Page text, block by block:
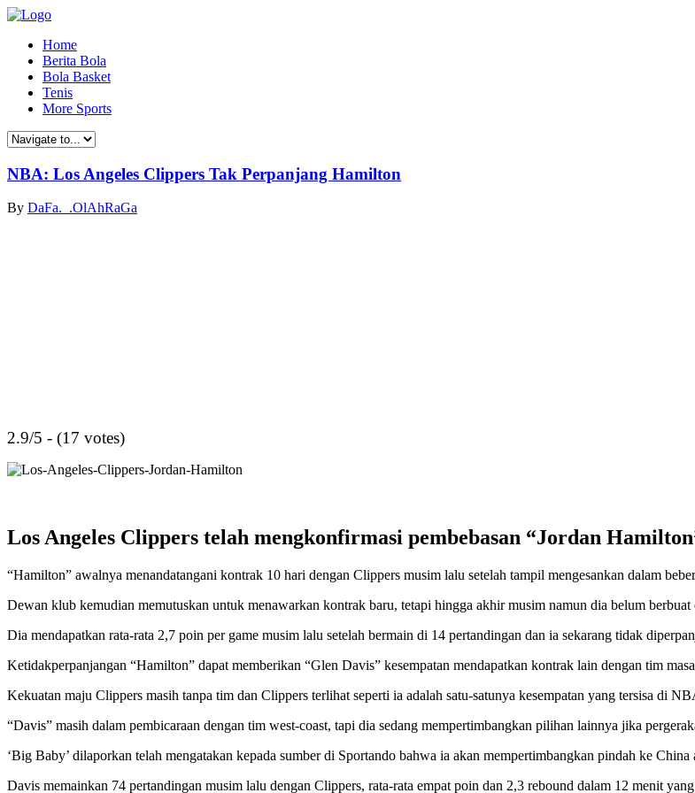
Home
Berita Bola
Bola Basket
Tenis
More Sports
NBA: Los Angeles Clippers Tak Perpanjang Hamilton
By DaFa._.OlAhRaGa
2.9/5 - (17 votes)
Los Angeles Clippers telah mengkonfirmasi pembebasan “Jordan
“Hamilton” awalnya menandatangani kontrak 10 hari dengan Clippers musim lalu setelah tampil mengesankan dalam
Dewan klub kemudian memutuskan untuk menawarkan kontrak baru, tetapi hingga akhir musim namun dia belum
Dia mendapatkan rata-rata 2,7 poin per game musim lalu setelah bermain di 14 pertandingan dan ia sekarang tidak
Ketidakperpanjangan “Hamilton” dapat memberikan “Glen Davis” kesempatan mendapatkan kontrak lain dengan tim
Kekuatan maju Clippers masih tanpa tim dan Clippers terlihat seperti ia adalah satu-satunya kesempatan yang tersisa di
“Davis” masih dalam pembicaraan dengan tim west-coast, tapi dia sedang mempertimbangkan pilihan lainnya jika
‘Big Baby’ dilaporkan telah mengatakan kepada sumber di Sportando bahwa ia akan mempertimbangkan pindah ke
Davis memainkan 74 pertandingan musim lalu dengan Clippers, rata-rata empat poin dan 2,3 rebound dalam 12 menit